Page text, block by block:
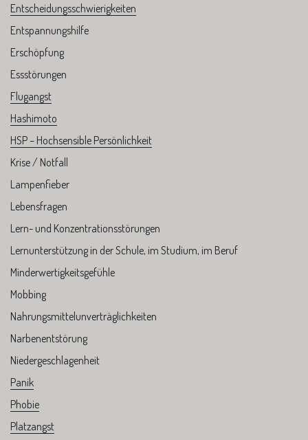
Entscheidungsschwierigkeiten
Entspannungshilfe
Erschöpfung
Essstörungen
Flugangst
Hashimoto
HSP – Hochsensible Persönlichkeit
Krise / Notfall
Lampenfieber
Lebensfragen
Lern- und Konzentrationsstörungen
Lernunterstützung in der Schule, im Studium, im Beruf
Minderwertigkeitsgefühle
Mobbing
Nahrungsmittelunverträglichkeiten
Narbenentstörung
Niedergeschlagenheit
Panik
Phobie
Platzangst